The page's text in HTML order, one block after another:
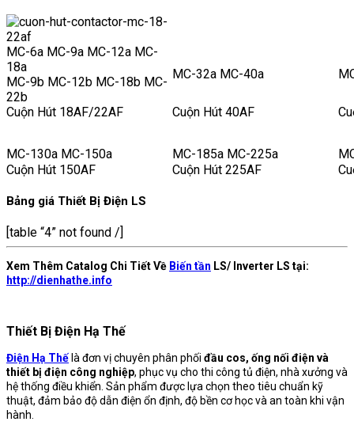
MC-6a MC-9a MC-12a MC-
18a
MC-9b MC-12b MC-18b MC-
22b
MC-32a MC-40a
Cuộn Hút 18AF/22AF Cuộn Hút 40AF
MC-130a MC-150a MC-185a MC-225a
Cuộn Hút 150AF
Cuộn Hút 225AF
Bảng giá Thiết Bị Điện LS
[table “4” not found /]
Xem Thêm Catalog Chi Tiết Về Biến tần LS/ Inverter LS tại:
http://dienhathe.info
Thiết Bị Điện Hạ Thế
Điện Hạ Thế là đơn vị chuyên phân phối đầu cos, ống nối điện và
thiết bị điện công nghiệp, phục vụ cho thi công tủ điện, nhà xưởng và
hệ thống điều khiển. Sản phẩm được lựa chọn theo tiêu chuẩn kỹ
thuật, đảm bảo độ dẫn điện ổn định, độ bền cơ học và an toàn khi vận
hành.